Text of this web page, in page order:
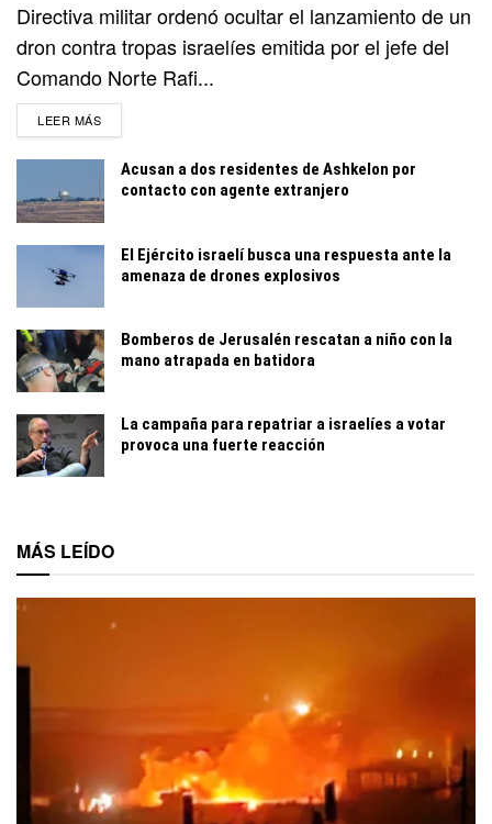
Directiva militar ordenó ocultar el lanzamiento de un
dron contra tropas israelíes emitida por el jefe del
Comando Norte Rafi...
LEER MÁSDETAILS
Acusan a dos residentes de Ashkelon por
contacto con agente extranjero
El Ejército israelí busca una respuesta ante la
amenaza de drones explosivos
Bomberos de Jerusalén rescatan a niño con la
mano atrapada en batidora
La campaña para repatriar a israelíes a votar
provoca una fuerte reacción
MÁS LEÍDO